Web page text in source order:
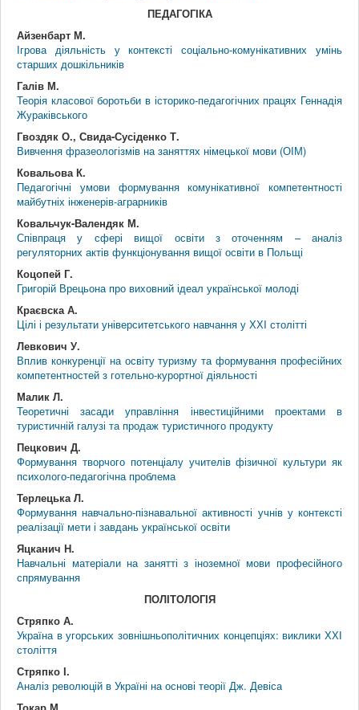
ПЕДАГОГІКА
Айзенбарт М.
Ігрова діяльність у контексті соціально-комунікативних умінь
старших дошкільників
Галів М.
Теорія класової боротьби в історико-педагогічних працях Геннадія
Жураківського
Гвоздяк О., Свида-Сусіденко Т.
Вивчення фразеологізмів на заняттях німецької мови (ОІМ)
Ковальова К.
Педагогічні умови формування комунікативної компетентності
майбутніх інженерів-аграрників
Ковальчук-Валендяк М.
Співпраця у сфері вищої освіти з оточенням – аналіз
регуляторних актів функціонування вищої освіти в Польщі
Коцопей Г.
Григорій Врецьона про виховний ідеал української молоді
Краєвска А.
Цілі і результати університетського навчання у ХХI столітті
Левкович У.
Вплив конкуренції на освіту туризму та формування професійних
компетентностей з готельно-курортної діяльності
Малик Л.
Теоретичні засади управління інвестиційними проектами в
туристичній галузі та продаж туристичного продукту
Пецкович Д.
Формування творчого потенціалу учителів фізичної культури як
психолого-педагогічна проблема
Терлецька Л.
Формування навчально-пізнавальної активності учнів у контексті
реалізації мети і завдань української освіти
Яцканич Н.
Навчальні матеріали на занятті з іноземної мови професійного
спрямування
ПОЛІТОЛОГІЯ
Стряпко А.
Україна в угорських зовнішньополітичних концепціях: виклики ХХІ
століття
Стряпко І.
Аналіз революцій в Україні на основі теорії Дж. Девіса